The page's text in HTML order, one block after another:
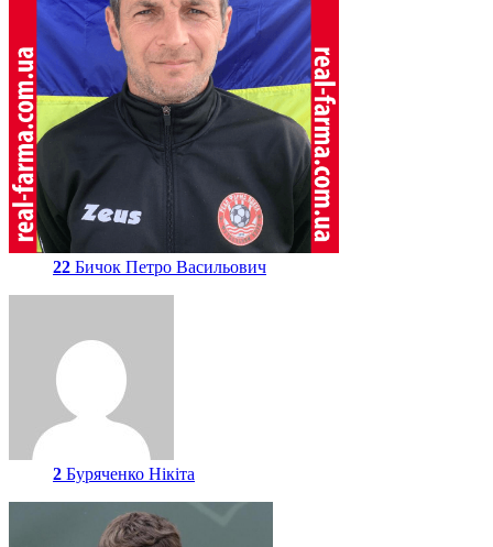
22 Бичок Петро Васильович
2 Буряченко Нікіта